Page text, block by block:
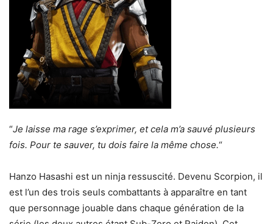
“Je laisse ma rage s’exprimer, et cela m’a sauvé plusieurs
fois. Pour te sauver, tu dois faire la même chose.“
Hanzo Hasashi est un ninja ressuscité. Devenu Scorpion, il
est l’un des trois seuls combattants à apparaître en tant
que personnage jouable dans chaque génération de la